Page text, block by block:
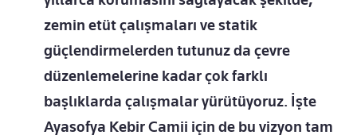
zemin etüt çalışmaları ve statik
güçlendirmelerden tutunuz da çevre
düzenlemelerine kadar çok farklı
başlıklarda çalışmalar yürütüyoruz. İşte
Ayasofya Kebir Camii için de bu vizyon tam